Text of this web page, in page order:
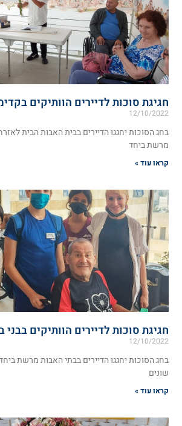
חגיגת סוכות לדיירים הוותיקים
12/10/2022
בחג הסוכות יחגגו הדיירים בבית האבות הבית
מרשת ביחד
קראו עוד »
חגיגת סוכות לדיירים הוותיקים בבני
12/10/2022
בחג הסוכות יחגגו הדיירים בבתי האבות מרשת
שונים
קראו עוד »